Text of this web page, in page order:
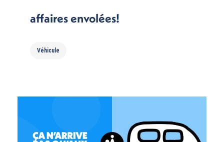
affaires envolées!
Véhicule